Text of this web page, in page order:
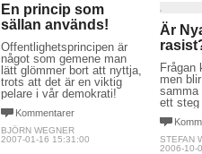
En princip som
sällan används!
Offentlighetsprincipen är
något som gemene man
lätt glömmer bort att nyttja,
trots att det är en viktig
pelare i vår demokrati!
Kommentarer
BJÖRN WEGNER
2007-01-16 15:31:00
Är
Frågan
men
samma
ett steg
STEFAN
2006-10-